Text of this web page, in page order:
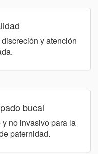
y atención
bucal
no invasivo para la
paternidad.